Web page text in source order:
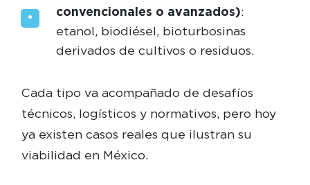
convencionales o avanzados):
etanol, biodiésel, bioturbosinas
derivados de cultivos o residuos.
Cada tipo va acompañado de desafíos
técnicos, logísticos y normativos, pero hoy
ya existen casos reales que ilustran su
viabilidad en México.